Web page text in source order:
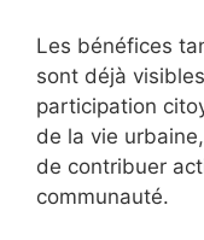
Les bénéfices
sont déjà
participation
de la vie
de contribuer
communauté.